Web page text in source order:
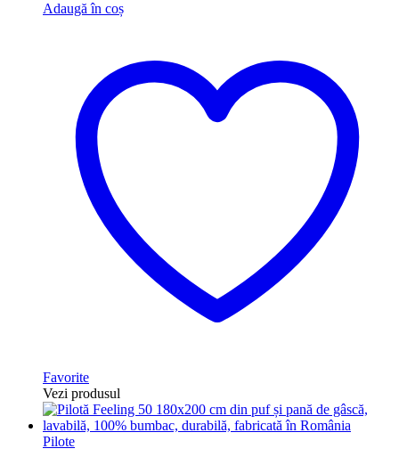
Adaugă în coș
Favorite
Vezi produsul
Pilote